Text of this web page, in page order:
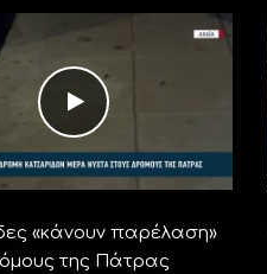
«κάνουν παρέλαση»
της Πάτρας